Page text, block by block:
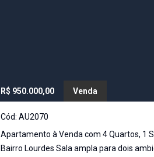
R$ 950.000,00 Venda
Cód: AU2070
Apartamento à Venda com 4 Quartos, 1
Bairro Lourdes Sala ampla para dois ambientes com piso em taco